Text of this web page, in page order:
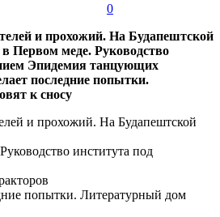
0
и прохожий. На Будапештской
Первом меде. Руководство
Эпидемия танцующих
последние попытки.
к сносу
и прохожий. На Будапештской
института под
попытки. Литературный дом